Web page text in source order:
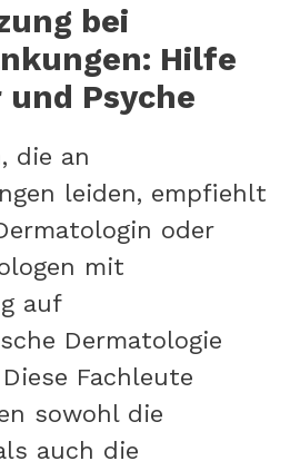
bei
Hilfe
Psyche
die an
leiden, empfiehlt
oder
mit
auf
Dermatologie
Fachleute
sowohl die
auch die